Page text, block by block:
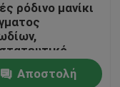
ρόδινο μανίκι
Sleeving PET
Αποστολή